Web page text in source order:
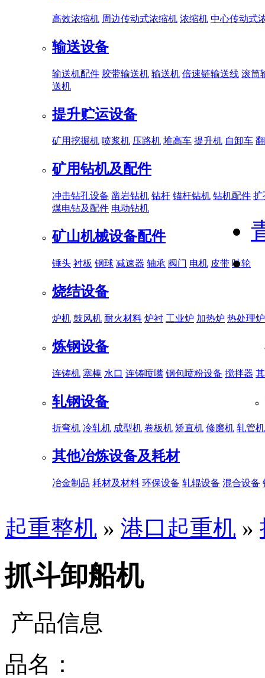
高效浓缩机 周边传动式浓缩机 浓缩机 中心传动式
输送设备
输送机配件 胶带输送机 输送机 倍速链输送线 滚筒
送机
提升贮运设备
矿用挖掘机 喷浆机 压路机 堆高车 提升机 自卸车
矿用钻机及配件
冲击钻孔设备 凿岩钻机 钻杆 锚杆钻机 钻机配件 扩
煤电钻及配件 电动钻机
矿山机械设备配件
锤头 衬板 钢球 减速器 轴承 阀门 电机 皮带 叶轮
烧结设备
炉机 鼓风机 耐火材料 炉衬 工业炉 加热炉 热处理炉
炼钢设备
连铸机 塞棒 水口 连铸喷嘴 钢包喷粉设备 搅拌器
轧钢设备
折弯机 冷轧机 成型机 卷板机 矫直机 修磨机 轧管机
其他冶炼设备及耗材
冶金制品 耗材及材料 环保设备 轧辊设备 混合设备
起重整机 » 港口起重机 »
抓斗卸船机
产品信息
品名：